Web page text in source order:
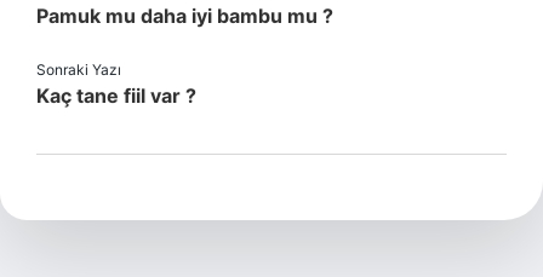
Pamuk mu daha iyi bambu mu ?
Sonraki Yazı
Kaç tane fiil var ?